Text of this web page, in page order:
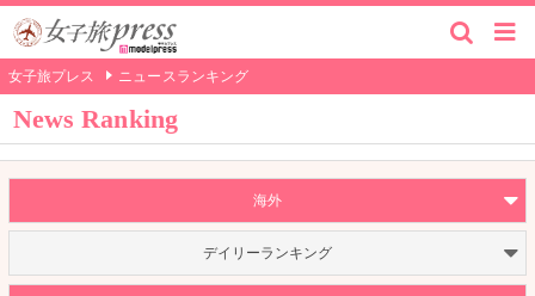
女子旅プレス ニュースランキング
News Ranking
海外
デイリーランキング